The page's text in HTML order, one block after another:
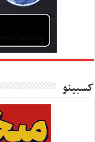
کسبینو